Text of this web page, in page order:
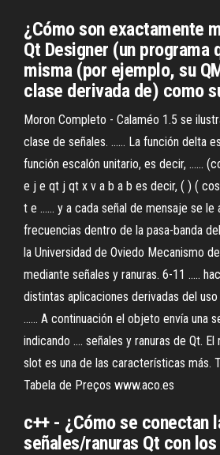
¿Cómo son exactamente
Qt Designer (un programa
misma (por ejemplo, su
clase derivada de) como
Moron Completo - Calaméo 1.5 se
clase de señales. ...... La función delta
función escalón unitario, es decir, ......
e j e qt j qt x v a b a b es decir, ( ) (
t e ...... y a cada señal de mensaje se le
frecuencias dentro de la pasa-banda
la Universidad de Oviedo Mecanismo
mediante señales y ranuras. 6-11 .....
distintas aplicaciones derivadas del uso
...... A continuación el objeto envía una
indicando .... señales y ranuras de Qt.
slot es una de las características más.
Tabela de Preços www.aco.es
c++ - ¿Cómo se conectan
señales/ranuras Qt con los